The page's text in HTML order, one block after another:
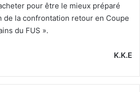
pour être le mieux préparé
de la confrontation retour en Coupe
du FUS ».
K.K.E